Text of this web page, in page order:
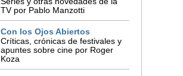
TV por Pablo Manzotti
Con los Ojos Abiertos
Críticas, crónicas de festivales y
apuntes sobre cine por Roger
Koza